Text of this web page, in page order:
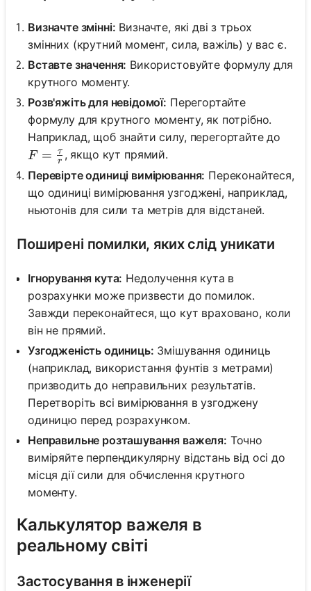
Визначте змінні: Визначте, які дві з трьох
змінних (крутний момент, сила, важіль) у вас є.
Вставте значення: Використовуйте формулу для
крутного моменту.
Розв'яжіть для невідомої: Перегортайте
формулу для крутного моменту, як потрібно.
Наприклад, щоб знайти силу, перегортайте до
F = \frac{\tau}{r}
F = r
τ , якщо кут прямий.
Перевірте одиниці вимірювання: Переконайтеся,
що одиниці вимірювання узгоджені, наприклад,
ньютонів для сили та метрів для відстаней.
Поширені помилки, яких слід уникати
Ігнорування кута: Недолучення кута в
розрахунки може призвести до помилок.
Завжди переконайтеся, що кут враховано, коли
він не прямий.
Узгодженість одиниць: Змішування одиниць
(наприклад, використання фунтів з метрами)
призводить до неправильних результатів.
Перетворіть всі вимірювання в узгоджену
одиницю перед розрахунком.
Неправильне розташування важеля: Точно
виміряйте перпендикулярну відстань від осі до
місця дії сили для обчислення крутного
моменту.
Калькулятор важеля в
реальному світі
Застосування в інженерії